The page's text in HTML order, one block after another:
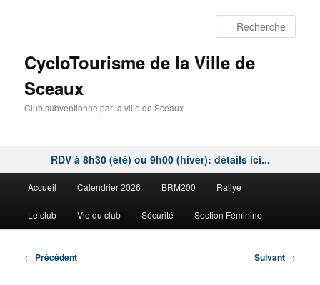
CycloTourisme de la Ville de
Sceaux
Club subventionné par la ville de Sceaux
RDV à 8h30 (été) ou 9h00 (hiver): détails ici...
principal
Accueil Calendrier 2026 BRM200 Rallye
Le club Vie du club Sécurité Section Féminine
Navigation
← Précédent Suivant →